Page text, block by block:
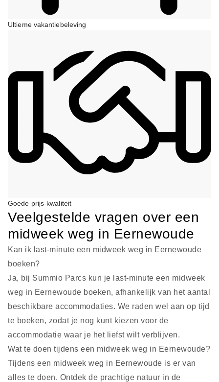
Ultieme vakantiebeleving
Goede prijs-kwaliteit
Veelgestelde vragen over een
midweek weg in Eernewoude
Kan ik last-minute een midweek weg in Eernewoude
boeken?
Ja, bij Summio Parcs kun je last-minute een midweek
weg in Eernewoude boeken, afhankelijk van het aantal
beschikbare accommodaties. We raden wel aan op tijd
te boeken, zodat je nog kunt kiezen voor de
accommodatie waar je het liefst wilt verblijven.
Wat te doen tijdens een midweek weg in Eernewoude?
Tijdens een midweek weg in Eernewoude is er van
alles te doen. Ontdek de prachtige natuur in de